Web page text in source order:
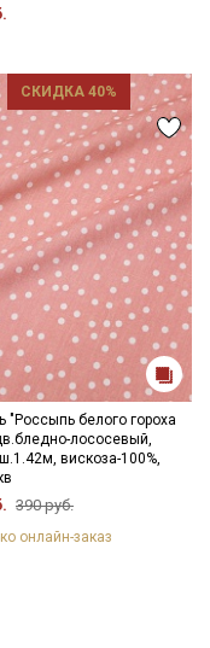
СКИДКА 40%
"Россыпь белого гороха
лососевый,
вискоза-100%,
390 руб.
онлайн-заказ